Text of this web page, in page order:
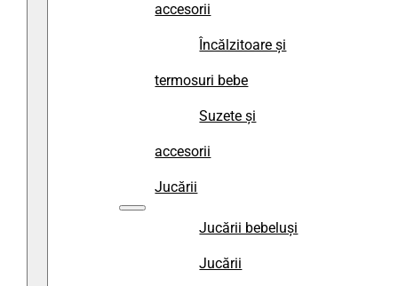
accesorii
Încălzitoare și
termosuri bebe
Suzete și
accesorii
Jucării
Jucării bebeluși
Jucării